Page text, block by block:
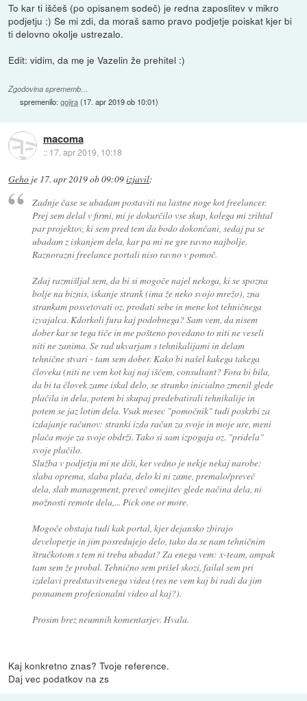
To kar ti iščeš (po opisanem sodeč) je redna zaposlitev v mikro
podjetju :) Se mi zdi, da moraš samo pravo podjetje poiskat kjer bi
ti delovno okolje ustrezalo.
Edit: vidim, da me je Vazelin že prehitel :)
Zgodovina sprememb…
spremenilo:gojira(17. apr 2019 ob 10:01)
macoma
:: 17. apr 2019, 10:18
Geho je 17. apr 2019 ob 09:09izjavil:
Zadnje čase se ubadam postaviti na lastne noge kot freelancer.
Prej sem delal v firmi, mi je dokurčilo vse skup, kolega mi zrihtal
par projektov, ki sem pred tem da bodo dokončani, sedaj pa se
ubadam z iskanjem dela, kar pa mi ne gre ravno najbolje.
Raznorazni freelance portali niso ravno v pomoč.
Zdaj razmišljal sem, da bi si mogoče najel nekoga, ki se spozna
bolje na biznis, iskanje strank (ima že neko svojo mrežo), zna
strankam posvetovati oz. prodati sebe in mene kot tehničnega
izvajalca. Kdorkoli fura kaj podobnega? Sam vem, da nisem
dober kar se tega tiče in me pošteno povedano to niti ne veseli
niti ne zanima. Se rad ukvarjam s tehnikalijami in delam
tehnične stvari - tam sem dober. Kako bi našel kakega takega
človeka (niti ne vem kot kaj naj iščem, consultant? Fora bi bila,
da bi ta človek zame iskal delo, se stranko inicialno zmenil glede
plačila in dela, potem bi skupaj predebatirali tehnikalije in
potem se jaz lotim dela. Vsak mesec "pomočnik" tudi poskrbi za
izdajanje računov: stranki izda račun za svoje in moje ure, meni
plača moje za svoje obdrži. Tako si sam izpogaja oz. "pridela"
svoje plačilo.
Služba v podjetju mi ne diši, ker vedno je nekje nekaj narobe:
slaba oprema, slaba plača, delo ki ni zame, premalo/preveč
dela, slab management, preveč omejitev glede načina dela, ni
možnosti remote dela,... Pick one or more.
Mogoče obstaja tudi kak portal, kjer dejansko zbirajo
developerje in jim posredujejo delo, tako da se nam tehničnim
štručkotom s tem ni treba ubadat? Za enega vem: x-team, ampak
tam sem že probal. Tehnično sem prišel skozi, failal sem pri
izdelavi predstavitvenega videa (res ne vem kaj bi radi da jim
posnamem profesionalni video al kaj?).
Prosim brez neumnih komentarjev. Hvala.
Kaj konkretno znas? Tvoje reference.
Daj vec podatkov na zs